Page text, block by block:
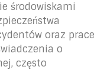
środowiskami
oraz prace
o
często